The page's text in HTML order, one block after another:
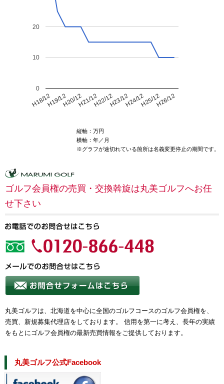
H18/12H19/12H20/12H21/12H22/12H23/12H24/12H25/12H26/12
0
10
20
縦軸：万円
横軸：年／月
※グラフが途切れている箇所は名義変更停止の期間です。
ゴルフ会員権の売買・交換斡旋は丸美ゴルフへお任
せ下さい
丸美ゴルフは、北海道を中心に全国のゴルフコースのゴルフ会員権を、
売買、新規募集代理店をしております。 信用を第一に考え、長年の実績
をもとにゴルフ会員権の最新売買情報をご提供しております。
丸美ゴルフ公式Facebook